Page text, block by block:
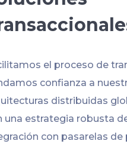
el proceso de
confianza a
distribuidas
una estrategia robusta
con pasarelas de